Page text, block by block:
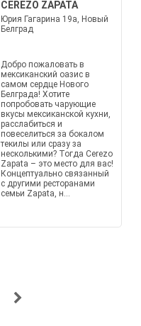
CEREZO ZAPATA
Юрия Гагарина 19a, Новый
Белград
Добро пожаловать в
мексиканский оазис в
самом сердце Нового
Белграда! Хотите
попробовать чарующие
вкусы мексиканской кухни,
расслабиться и
повеселиться за бокалом
текилы или сразу за
несколькими? Тогда Cerezo
Zapata – это место для вас!
Концептуально связанный
с другими ресторанами
семьи Zapata, н...